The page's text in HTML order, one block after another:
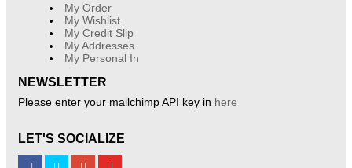
My Order
My Wishlist
My Credit Slip
My Addresses
My Personal In
NEWSLETTER
Please enter your mailchimp API key in here
LET'S SOCIALIZE